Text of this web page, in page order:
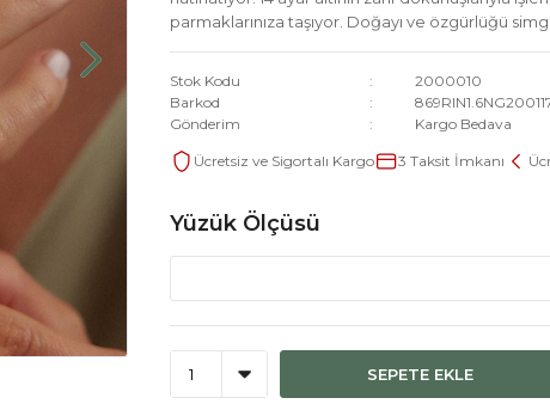
parmaklarınıza taşıyor. Doğayı ve özgürlüğü
Stok Kodu
2000010
Barkod
Gönderim
Kargo Bedava
Ücretsiz ve Sigortalı Kargo 3 Taksit İmkanı
Yüzük Ölçüsü
SEPETE EKLE